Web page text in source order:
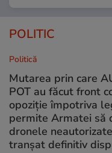
POLITIC
Politică
Mutarea prin care
POT au făcut front
opoziție împotriva
permite Armatei să
dronele
tranșat definitiv